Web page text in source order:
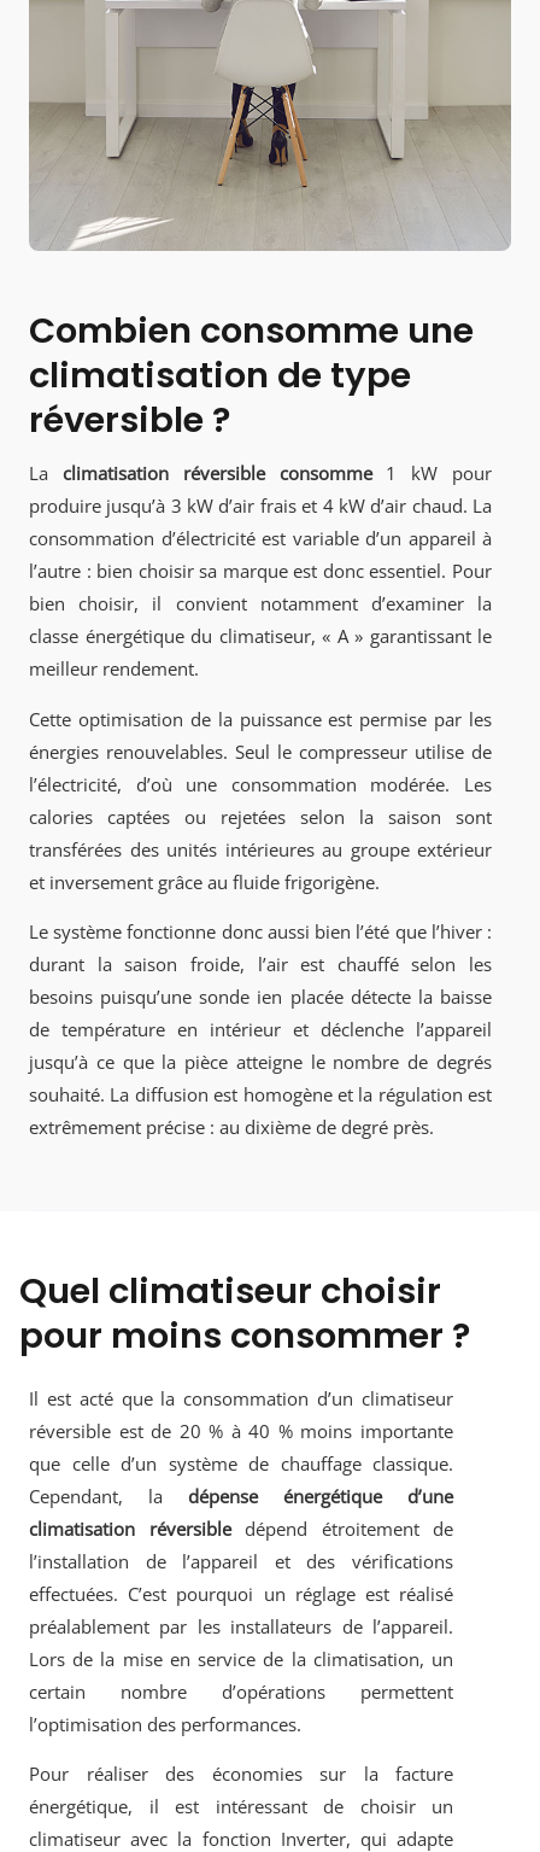
Combien consomme une
climatisation de type
réversible ?
La climatisation réversible consomme1 kW pour
produire jusqu’à 3 kW d’air frais et 4 kW d’air chaud. La
consommation d’électricité est variable d’un appareil à
l’autre : bien choisir sa marque est donc essentiel. Pour
bien choisir, il convient notamment d’examiner la
classe énergétique du climatiseur, « A » garantissant le
meilleur rendement.
Cette optimisation de la puissance est permise par les
énergies renouvelables. Seul le compresseur utilise de
l’électricité, d’où une consommation modérée. Les
calories captées ou rejetées selon la saison sont
transférées des unités intérieures au groupe extérieur
et inversement grâce au fluide frigorigène.
Le système fonctionne donc aussi bien l’été que l’hiver :
durant la saison froide, l’air est chauffé selon les
besoins puisqu’une sonde ien placée détecte la baisse
de température en intérieur et déclenche l’appareil
jusqu’à ce que la pièce atteigne le nombre de degrés
souhaité. La diffusion est homogène et la régulation est
extrêmement précise : au dixième de degré près.
Quel climatiseur choisir
pour moins consommer ?
Il est acté que la consommation d’un climatiseur
réversible est de 20 % à 40 % moins importante
que celle d’un système de chauffage classique.
Cependant, la dépense énergétique d’une
climatisation réversibledépend étroitement de
l’installation de l’appareil et des vérifications
effectuées. C’est pourquoi un réglage est réalisé
préalablement par les installateurs de l’appareil.
Lors de la mise en service de la climatisation, un
certain nombre d’opérations permettent
l’optimisation des performances.
Pour réaliser des économies sur la facture
énergétique, il est intéressant de choisir un
climatiseur avec la fonction Inverter, qui adapte